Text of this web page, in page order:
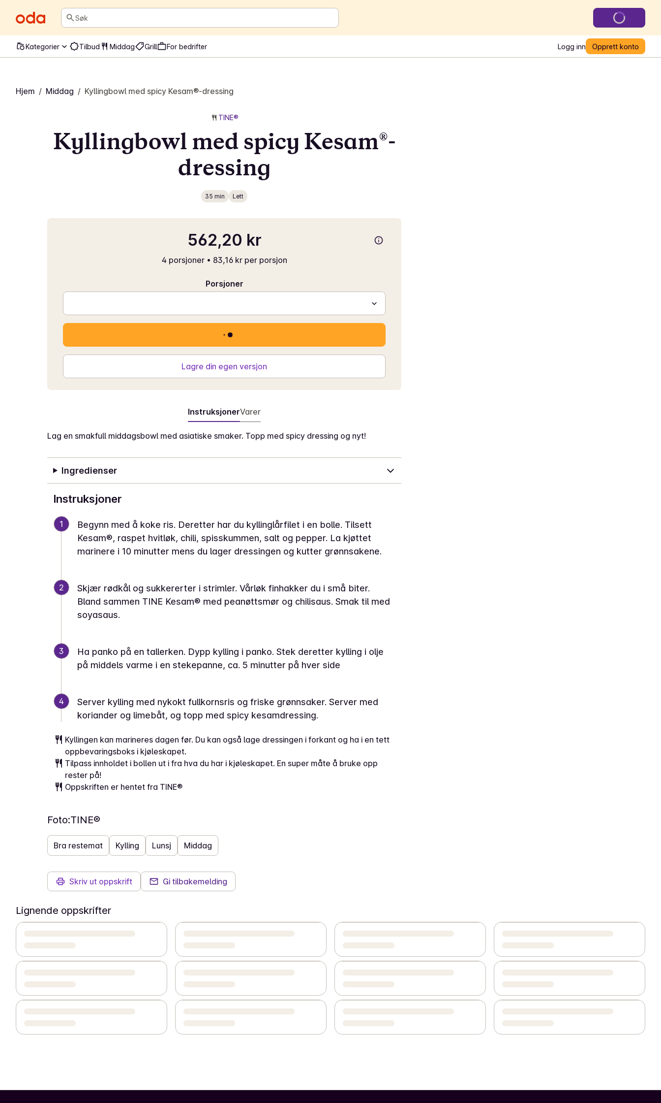
Søk
Kategorier Tilbud Middag Grill For bedrifter Logg inn Opprett konto
Hjem / Middag / Kyllingbowl med spicy Kesam®-dressing
TINE®
Kyllingbowl med spicy Kesam®-
dressing
35 min Lett
562,20 kr
4 porsjoner • 83,16 kr per porsjon
Porsjoner
Lagre din egen versjon
InstruksjonerVarer
Lag en smakfull middagsbowl med asiatiske smaker. Topp med spicy dressing og nyt!
Ingredienser
Instruksjoner
1
Begynn med å koke ris. Deretter har du kyllinglårfilet i en bolle. Tilsett
Kesam®, raspet hvitløk, chili, spisskummen, salt og pepper. La kjøttet
marinere i 10 minutter mens du lager dressingen og kutter grønnsakene.
2
Skjær rødkål og sukkererter i strimler. Vårløk finhakker du i små biter.
Bland sammen TINE Kesam® med peanøttsmør og chilisaus. Smak til med
soyasaus.
3
Ha panko på en tallerken. Dypp kylling i panko. Stek deretter kylling i olje
på middels varme i en stekepanne, ca. 5 minutter på hver side
4
Server kylling med nykokt fullkornsris og friske grønnsaker. Server med
koriander og limebåt, og topp med spicy kesamdressing.
Kyllingen kan marineres dagen før. Du kan også lage dressingen i forkant og ha i en tett
oppbevaringsboks i kjøleskapet.
Tilpass innholdet i bollen ut i fra hva du har i kjøleskapet. En super måte å bruke opp
rester på!
Oppskriften er hentet fra TINE®
Foto:TINE®
Bra restemat Kylling Lunsj Middag
Skriv ut oppskrift Gi tilbakemelding
Lignende oppskrifter